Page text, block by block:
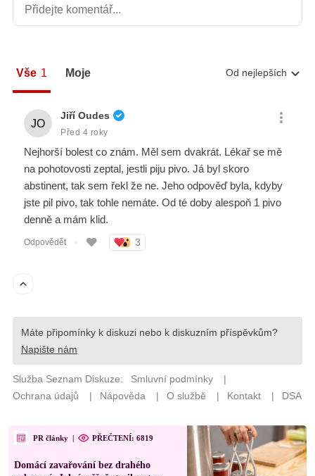
PR články | PŘEČTENÍ: 6819
Domácí zavařování bez drahého